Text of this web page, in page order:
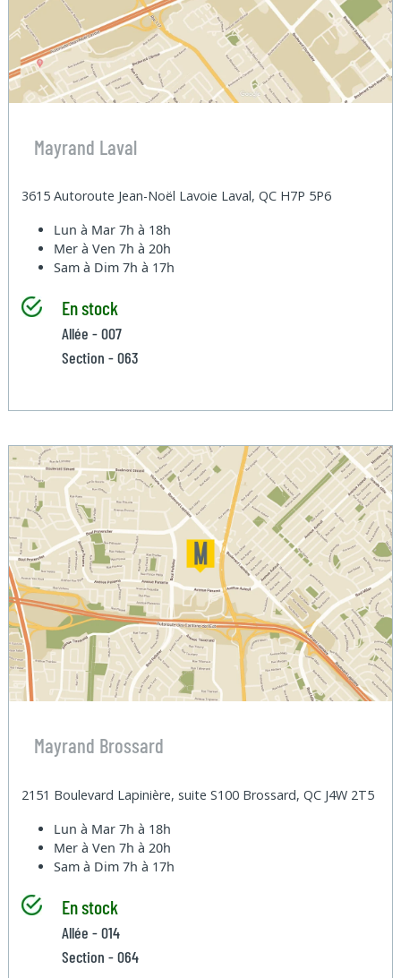
Mayrand Laval
3615 Autoroute Jean-Noël Lavoie Laval, QC H7P 5P6
Lun à Mar7h à 18h
Mer à Ven7h à 20h
Sam à Dim7h à 17h
En stock
Allée - 007
Section - 063
Mayrand Brossard
2151 Boulevard Lapinière, suite S100 Brossard, QC J4W 2T5
Lun à Mar7h à 18h
Mer à Ven7h à 20h
Sam à Dim7h à 17h
En stock
Allée - 014
Section - 064